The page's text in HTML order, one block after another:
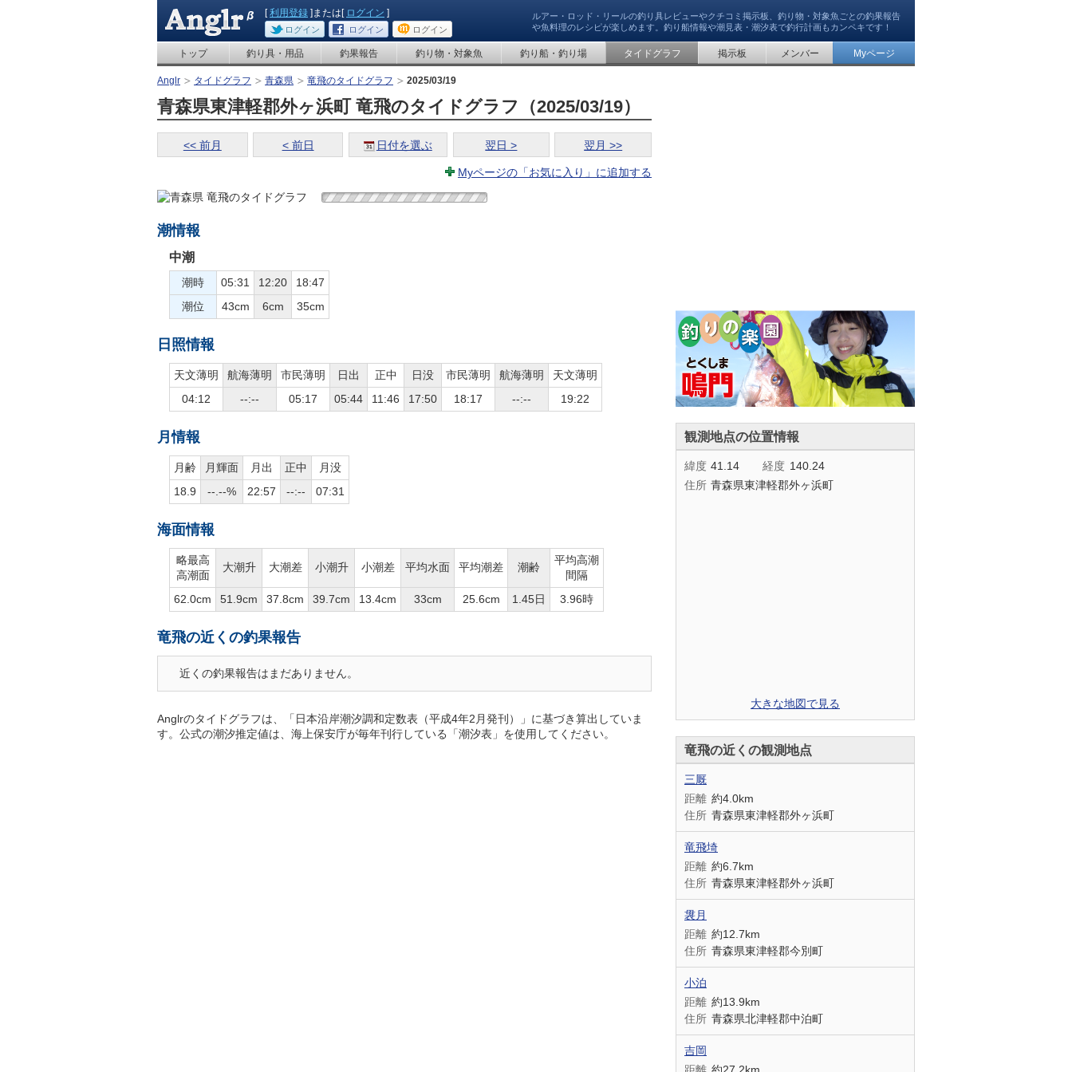
ルアー・ロッド・リールの釣り具レビューやクチコミ掲示板、釣り物・対象魚ごとの釣果報告
や魚料理のレシピが楽しめます。釣り船情報や潮見表・潮汐表で釣行計画もカンペキです！
[利用登録 ]または[ ログイン ]
ログイン ログイン ログイン
トップ 釣り具・用品 釣果報告 釣り物・対象魚 釣り船・釣り場 タイドグラフ 掲示板 メンバー Myページ
Anglr タイドグラフ 青森県 竜飛のタイドグラフ 2025/03/19
青森県東津軽郡外ヶ浜町 竜飛のタイドグラフ（2025/03/19）
<< 前月 < 前日 日付を選ぶ 翌月 >>
翌日 >
Myページの「お気に入り」に追加する
潮情報
中潮
潮時 05:31 12:20
18:47
潮位
43cm 6cm 35cm
日照情報
天文薄明 航海薄明 市民薄明 日出 正中 日没 市民薄明 航海薄明
天文薄明
04:12
--:-- 05:17 05:44 11:46 17:50 18:17 --:-- 19:22
月情報
月齢 月輝面 月出 正中
月没
18.9
--.--% 22:57 --:-- 07:31
海面情報
略最高
高潮面
大潮升 大潮差 小潮升 小潮差 平均水面 平均潮差 潮齢
平均高潮
間隔
62.0cm
51.9cm 37.8cm 39.7cm 13.4cm 33cm 25.6cm 1.45日 3.96時
竜飛の近くの釣果報告
近くの釣果報告はまだありません。
Anglrのタイドグラフは、「日本沿岸潮汐調和定数表（平成4年2月発刊）」に基づき算出していま
す。公式の潮汐推定値は、海上保安庁が毎年刊行している「潮汐表」を使用してください。
観測地点の位置情報
緯度 41.14 経度 140.24
住所 青森県東津軽郡外ヶ浜町
大きな地図で見る
竜飛の近くの観測地点
三厩
距離 約4.0km
住所 青森県東津軽郡外ヶ浜町
竜飛埼
距離 約6.7km
住所 青森県東津軽郡外ヶ浜町
袰月
距離 約12.7km
住所 青森県東津軽郡今別町
小泊
距離 約13.9km
住所 青森県北津軽郡中泊町
吉岡